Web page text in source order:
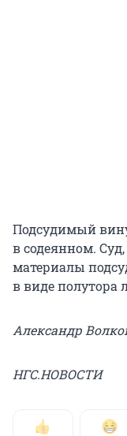
Подсудимый
в содеянном.
материалы
в виде полутора
Александр
НГС.НОВОСТИ